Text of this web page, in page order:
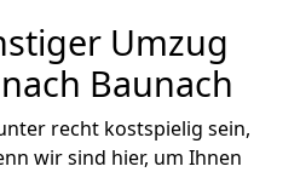
Umzug
Baunach
recht kostspielig sein,
wir sind hier, um Ihnen